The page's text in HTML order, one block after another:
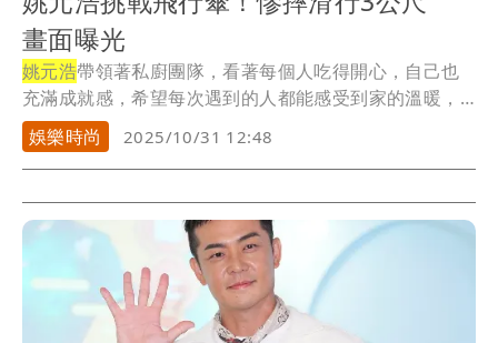
畫面曝光
姚元浩帶領著私廚團隊，看著每個人吃得開心，自己也
充滿成就感，希望每次遇到的人都能感受到家的溫暖，
鬼鬼...
娛樂時尚 2025/10/31 12:48